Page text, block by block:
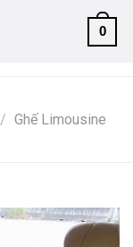
0
/ Ghế Limousine